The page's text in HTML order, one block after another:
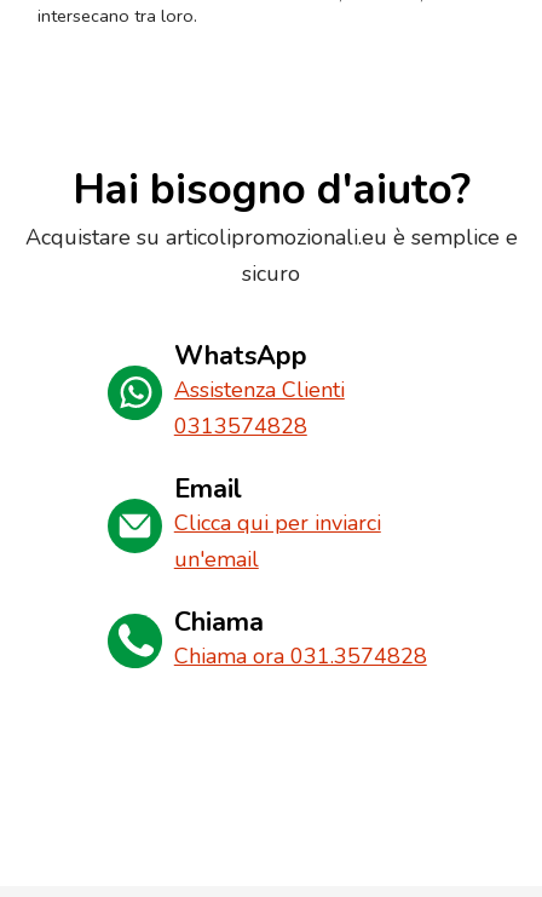
intersecano tra loro.
Hai bisogno d'aiuto?
Acquistare su articolipromozionali.eu è semplice e
sicuro
WhatsApp
Assistenza Clienti
0313574828
Email
Clicca qui per inviarci
un'email
Chiama
Chiama ora 031.3574828